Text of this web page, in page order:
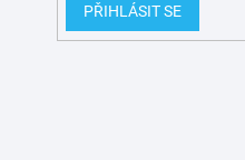
PŘIHLÁSIT SE